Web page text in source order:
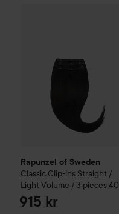
Rapunzel of Sweden
Classic Clip-ins Straight /
Light Volume / 3 pieces 40
cm 1.2 Black Brown
915 kr